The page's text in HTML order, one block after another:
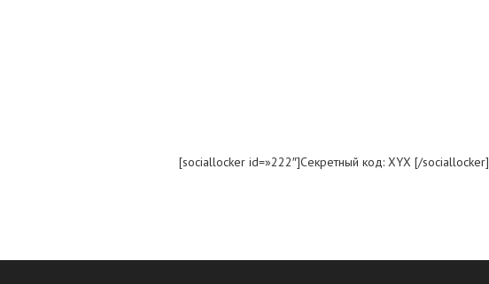
[sociallocker id=»222″]Секретный код: XYX [/sociallocker]